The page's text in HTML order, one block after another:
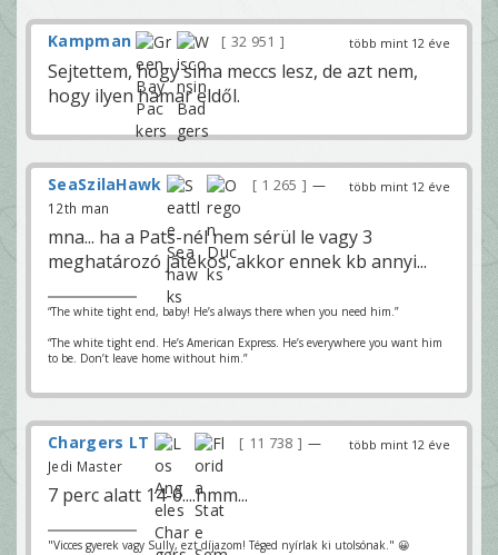
több mint 12 éve
Kampman 32 951
Sejtettem, hogy sima meccs lesz, de azt nem,
hogy ilyen hamar eldől.
több mint 12 éve
SeaSzilaHawk 1 265
—
12th man
mna... ha a Pats-nél nem sérül le vagy 3
meghatározó játékos, akkor ennek kb annyi...
“The white tight end, baby! He’s always there when you need him.”
“The white tight end. He’s American Express. He’s everywhere you want him
to be. Don’t leave home without him.”
több mint 12 éve
Chargers LT 11 738
—
Jedi Master
7 perc alatt 14-0....hmm...
"Vicces gyerek vagy Sully, ezt díjazom! Téged nyírlak ki utolsónak." 😀